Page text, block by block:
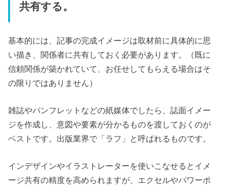
共有する。
基本的には、記事の完成イメージは取材前に具体的に思
い描き、関係者に共有しておく必要があります。（既に
信頼関係が築かれていて、お任せしてもらえる場合はそ
の限りではありません）
雑誌やパンフレットなどの紙媒体でしたら、誌面イメー
ジを作成し、意図や要素が分かるものを渡しておくのが
ベストです。出版業界で「ラフ」と呼ばれるものです。
インデザインやイラストレーターを使いこなせるとイメ
ージ共有の精度を高められますが、エクセルやパワーポ